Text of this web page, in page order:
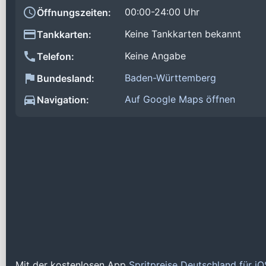
Öffnungszeiten:
00:00-24:00 Uhr
Tankkarten:
Keine Tankkarten bekannt
Telefon:
Keine Angabe
Bundesland:
Baden-Württemberg
Navigation:
Auf Google Maps öffnen